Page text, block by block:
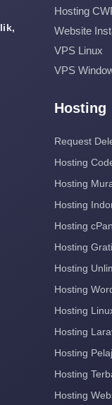
Hosting
Website
VPS Linux
VPS
Hosting
Request
Hosting
Hosting
Hosting
Hosting
Hosting
Hosting
Hosting
Hosting
Hosting
Hosting
Hosting
Hosting